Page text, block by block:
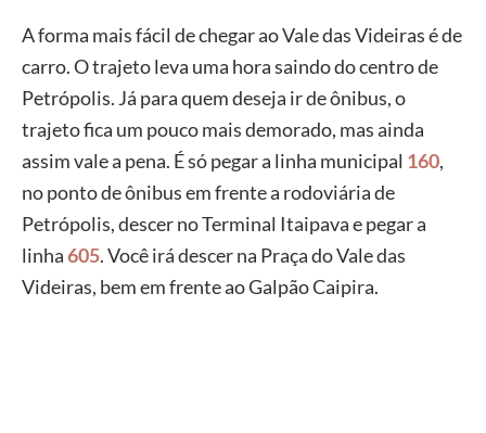
A forma mais fácil de chegar ao Vale das Videiras é de
carro. O trajeto leva uma hora saindo do centro de
Petrópolis. Já para quem deseja ir de ônibus, o
trajeto fica um pouco mais demorado, mas ainda
assim vale a pena. É só pegar a linha municipal 160,
no ponto de ônibus em frente a rodoviária de
Petrópolis, descer no Terminal Itaipava e pegar a
linha605. Você irá descer na Praça do Vale das
Videiras, bem em frente ao Galpão Caipira.